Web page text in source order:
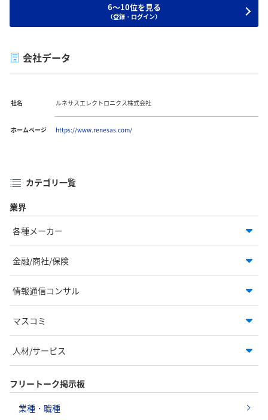
6～10位を見る
（登録・ログイン）
会社データ
社名 ルネサスエレクトロニクス株式会社
ホームページ https://www.renesas.com/
カテゴリ一覧
業界
各種メーカー
金融/商社/保険
情報通信コンサル
マスコミ
人材/サービス
フリートーク掲示板
業種・職種